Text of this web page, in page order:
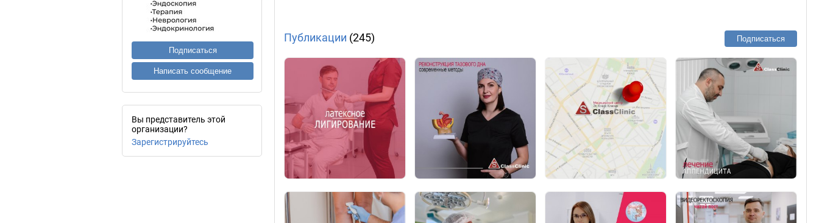
Подписаться
Написать сообщение
Вы представитель этой
организации?
Зарегистрируйтесь
Публикации (245) Подписаться